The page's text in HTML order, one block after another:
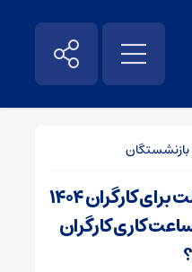
تعیین تکلیف جدید دولت برای کارگران ۱۴۰۴
کاری کارگران